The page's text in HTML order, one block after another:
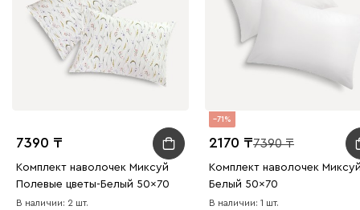
7390
Комплект наволочек Миксуй
Полевые цветы-Белый 50x70
В наличии: 2 шт.
71
2170 7390
Комплект наволочек
Белый 50x70
В наличии: 1 шт.